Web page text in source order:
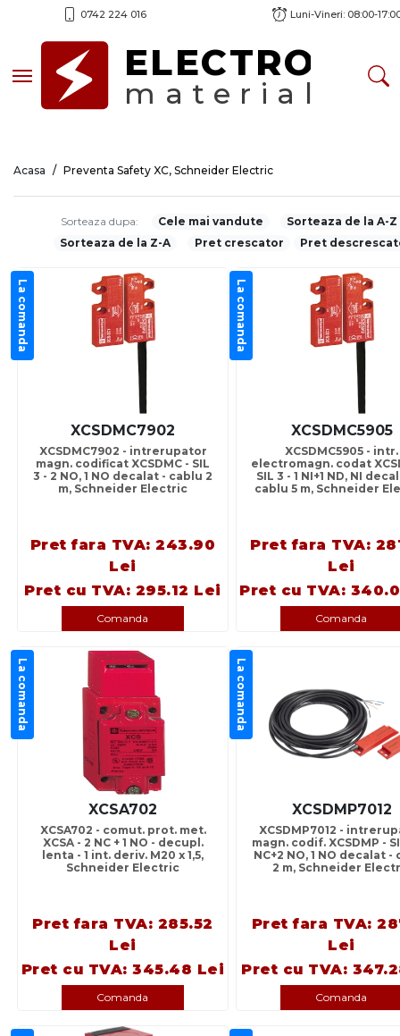
0742 224 016 Luni-Vineri: 08:00-
Toggle navigationELECTRO
material
Acasa Preventa Safety XC, Schneider Electric
Sorteaza dupa: Cele mai vandute
Sorteaza de la A-Z
Sorteaza de la Z-A
Pret crescator Pret
La comanda
XCSDMC7902
XCSDMC7902 - intrerupator
magn. codificat XCSDMC - SIL
3 - 2 NO, 1 NO decalat - cablu 2
m, Schneider Electric
Pret fara TVA: 243.90
Lei
Pret cu TVA: 295.12 Lei
Comanda
La comanda
XCSDMC5905
XCSDMC5905 - intr.
electromagn. codat
SIL 3 - 1 NI+1 ND, NI
cablu 5 m, Schneider
Pret fara TVA:
Lei
Pret cu TVA:
Comanda
La comanda
XCSA702
XCSA702 - comut. prot. met.
XCSA - 2 NC + 1 NO - decupl.
lenta - 1 int. deriv. M20 x 1,5,
Schneider Electric
Pret fara TVA: 285.52
Lei
Pret cu TVA: 345.48 Lei
Comanda
La comanda
XCSDMP7012
XCSDMP7012 -
magn. codif. XCSDMP -
NC+2 NO, 1 NO decalat -
2 m, Schneider
Pret fara TVA:
Lei
Pret cu TVA:
Comanda